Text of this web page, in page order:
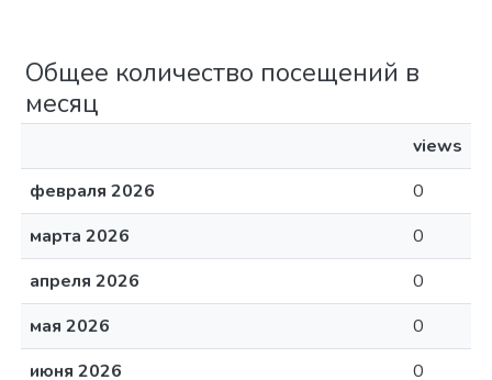
Общее количество посещений в
месяц
views
февраля 2026
0
марта 2026
0
апреля 2026
0
мая 2026
0
июня 2026
0